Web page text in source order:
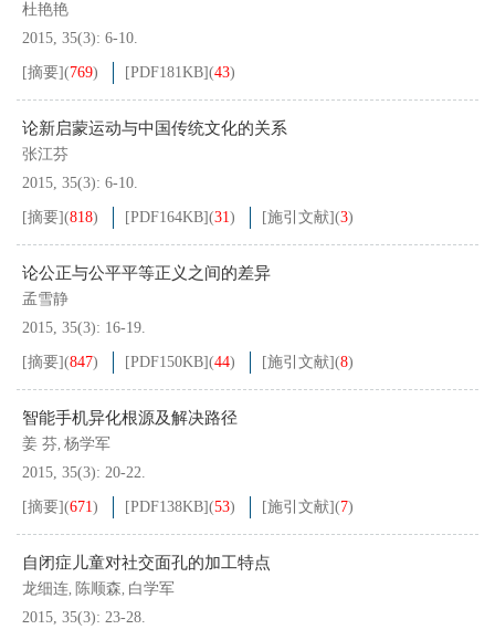
杜艳艳
2015, 35(3): 6-10.
[摘要](769) [PDF181KB](43)
论新启蒙运动与中国传统文化的关系
张江芬
2015, 35(3): 6-10.
[摘要](818) [PDF164KB](31) [施引文献](3)
论公正与公平平等正义之间的差异
孟雪静
2015, 35(3): 16-19.
[摘要](847) [PDF150KB](44) [施引文献](8)
智能手机异化根源及解决路径
姜 芬, 杨学军
2015, 35(3): 20-22.
[摘要](671) [PDF138KB](53) [施引文献](7)
自闭症儿童对社交面孔的加工特点
龙细连, 陈顺森, 白学军
2015, 35(3): 23-28.